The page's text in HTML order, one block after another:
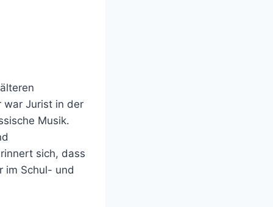
war Jurist in der
Musik.
sich, dass
im Schul- und